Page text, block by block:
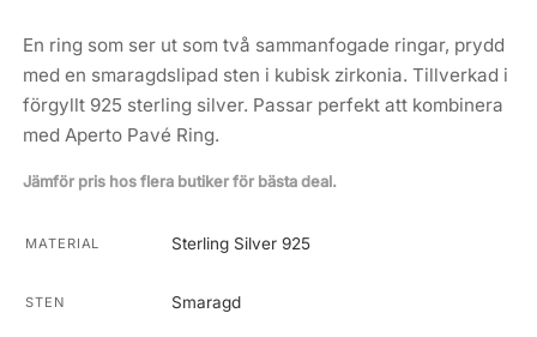
En ring som ser ut som två sammanfogade ringar, prydd
med en smaragdslipad sten i kubisk zirkonia. Tillverkad i
förgyllt 925 sterling silver. Passar perfekt att kombinera
med Aperto Pavé Ring.
Jämför pris hos flera butiker för bästa deal.
MATERIAL Sterling Silver 925
STEN Smaragd